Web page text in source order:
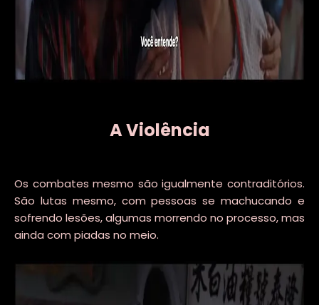
A Violência
Os combates mesmo são igualmente contraditórios.
São lutas mesmo, com pessoas se machucando e
sofrendo lesões, algumas morrendo no processo, mas
ainda com piadas no meio.